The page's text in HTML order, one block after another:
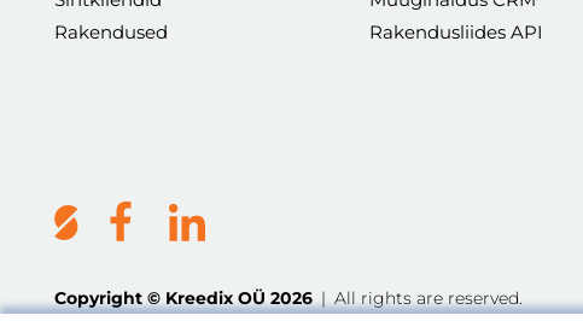
Rakendused
Rakendusliides API
Copyright © Kreedix OÜ 2026 | All rights are reserved.